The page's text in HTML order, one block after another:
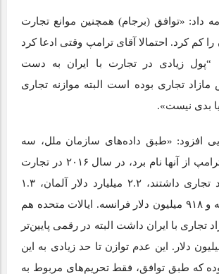
داد: «توافق (برجام) همچنین موانع تجارت
را کم کرد. احتمالا آقای ترامپ وقتی ادعا کرد
“پول زیادی در تجارت با ایران به دست
مازاد تجاری بوده است البته موازنه تجاری
بدی نیست».
افزود: «طبق داده‌های سازمان ملل، سه
کشوری که آقای ترامپ از آنها نام برد، در سال ۲۰۱۶ در تجارت
کالا با ایران مازاد تجاری داشتند، ۲.۲ میلیارد دلار آلمان، ۱.۳
میلیارد دلار روسیه و ۹۱۸ میلیون دلار فرانسه. ایالات متحده هم
تجاری با ایران داشت البته در رقمی پایین‌تر
اندازه ۱۸۳ میلیون دلار. این عدم توازن تا حد زیادی به این
که طبق توافق، فقط تحریم‌های مربوط به